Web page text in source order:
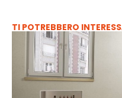
TI POTREBBERO